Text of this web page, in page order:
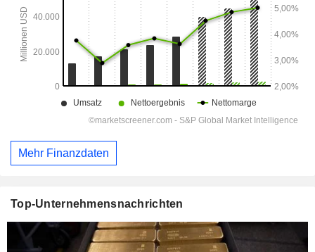
Mehr Finanzdaten
Top-Unternehmensnachrichten